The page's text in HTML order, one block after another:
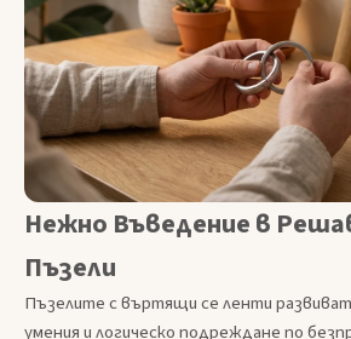
Нежно Въведение в
Пъзели
Пъзелите с въртящи се ленти
умения и логическо подреждане по